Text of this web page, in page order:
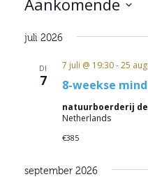
Aankomende
een
juli 2026
DI
7 8-weekse
7 juli @ 19:30-25
natuurboerderij
Netherlands
€385
september 2026